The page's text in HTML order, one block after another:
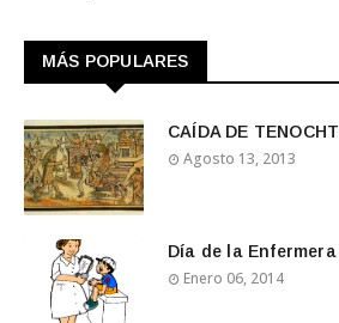
MÁS POPULARES
CAÍDA DE
Agosto 13, 2013
Día de la
Enero 06, 2014